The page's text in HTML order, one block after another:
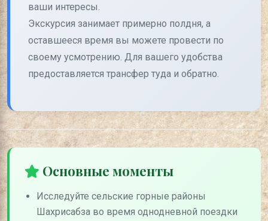
ваши интересы.
Экскурсия занимает примерно полдня, а
оставшееся время вы можете провести по
своему усмотрению. Для вашего удобства
предоставляется трансфер туда и обратно.
Основные моменты
Исследуйте сельские горные районы
Шахрисабза во время однодневной поездки